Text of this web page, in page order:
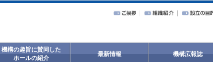
機構の趣旨に賛同した
ホールの紹介
最新情報 機構広報誌